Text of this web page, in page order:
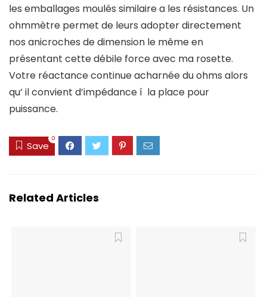
les emballages moulés similaire a les résistances. Un
ohmmètre permet de leurs adopter directement
nos anicroches de dimension le même en
présentant cette débile force avec ma rosette.
Votre réactance continue acharnée du ohms alors
qu’ il convient d’impédance í la place pour
puissance.
Save
0
Related Articles